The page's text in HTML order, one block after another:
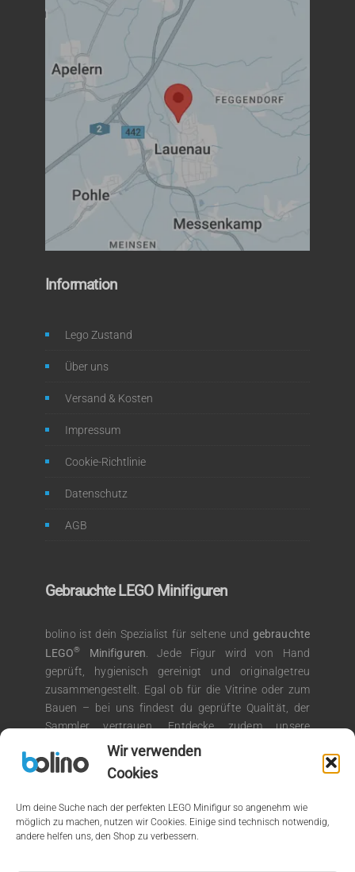
Wir verwenden
Cookies
Um deine Suche nach der perfekten LEGO Minifigur so angenehm wie
möglich zu machen, nutzen wir Cookies. Einige sind technisch notwendig,
andere helfen uns, den Shop zu verbessern.
Information
Lego Zustand
Über uns
Versand & Kosten
Impressum
Cookie-Richtlinie
Datenschutz
AGB
Gebrauchte LEGO Minifiguren
bolino ist dein Spezialist für seltene und gebrauchte
LEGO® Minifiguren. Jede Figur wird von Hand
geprüft, hygienisch gereinigt und originalgetreu
zusammengestellt. Egal ob für die Vitrine oder zum
Bauen – bei uns findest du geprüfte Qualität, der
Sammler vertrauen. Entdecke zudem unsere
Auswahl an LEGO Kiloware für kreative
Bauprojekte.